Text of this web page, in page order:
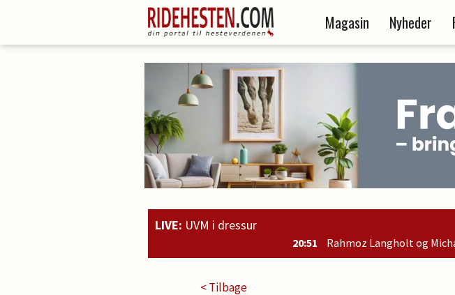
Magasin Nyheder
LIVE: UVM i dressur
Rahmoz Langholt og Michael Grønne
< Tilbage